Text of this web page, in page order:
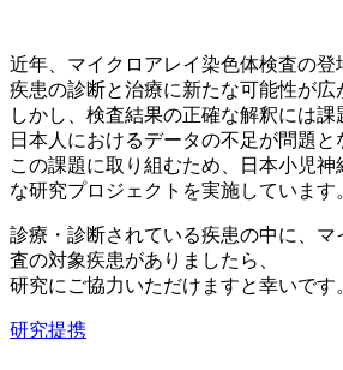
近年、マイクロアレイ染色体検査の登
疾患の診断と治療に新たな可能性が広
しかし、検査結果の正確な解釈には
日本人におけるデータの不足が問題と
この課題に取り組むため、日本小児
な研究プロジェクトを実施しています
診療・診断されている疾患の中に、 マ
査の対象疾患がありましたら、
研究にご協力いただけますと幸いです
研究提携